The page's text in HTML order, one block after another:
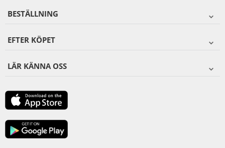
BESTÄLLNING
EFTER KÖPET
LÄR KÄNNA OSS